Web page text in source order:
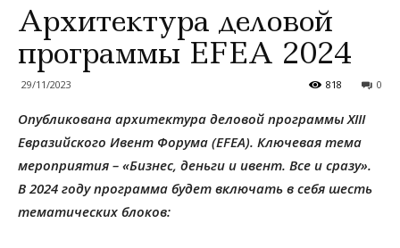
Архитектура деловой
программы EFEA 2024
29/11/2023 0
818
Опубликована архитектура деловой программы XIII
Евразийского Ивент Форума (EFEA). Ключевая тема
мероприятия – «Бизнес, деньги и ивент. Все и сразу».
В 2024 году программа будет включать в себя шесть
тематических блоков: